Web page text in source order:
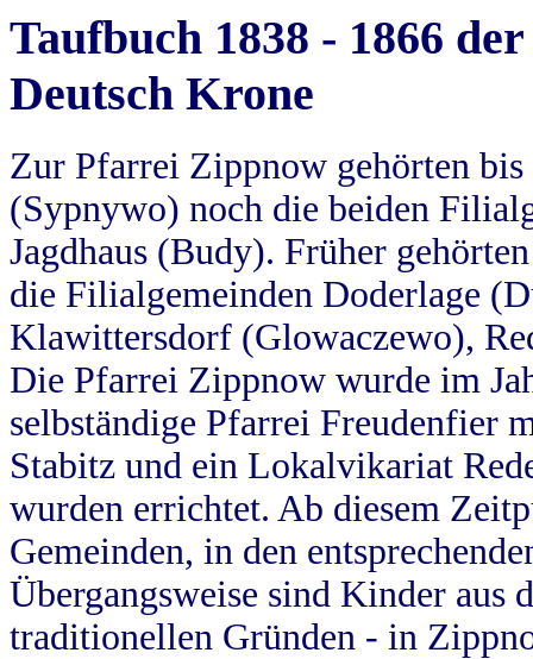
Taufbuch 1838 - 1866
Deutsch Krone
Zur Pfarrei Zippnow gehörten
(Sypnywo) noch die beiden
Jagdhaus (Budy). Früher
die Filialgemeinden Doderlage
Klawittersdorf (Glowaczewo),
Die Pfarrei Zippnow wurde im
selbständige Pfarrei Freudenfier
Stabitz und ein Lokalvikariat
wurden errichtet. Ab diesem
Gemeinden, in den
Übergangsweise sind Kinder aus
traditionellen Gründen - in